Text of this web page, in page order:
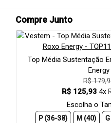
Compre Junto
Top Média Sustentação
Energy
R$
R$ 125,93 4x
Escolha o
P (36-38) M (40)